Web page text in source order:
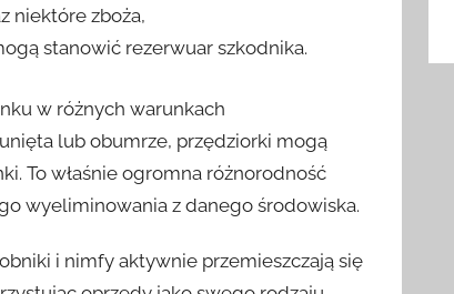
niektóre zboża,
stanowić rezerwuar szkodnika.
w różnych warunkach
lub obumrze, przędziorki mogą
To właśnie ogromna różnorodność
wyeliminowania z danego środowiska.
i nimfy aktywnie przemieszczają się